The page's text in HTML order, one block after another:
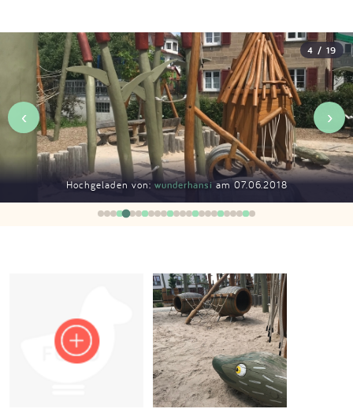
Blog
Partner
Kontakt
Impressum
Anmelden
Hochgeladen von:wunderhansi am 07.06.2018
4 / 19
‹ ›